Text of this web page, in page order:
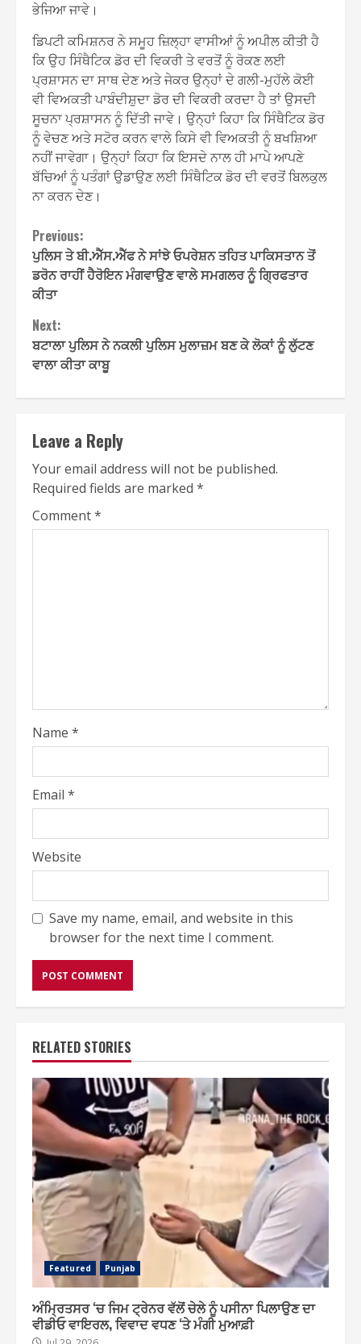
ਭੇਜਿਆ ਜਾਵੇ।
ਡਿਪਟੀ ਕਮਿਸ਼ਨਰ ਨੇ ਸਮੂਹ ਜ਼ਿਲ੍ਹਾ ਵਾਸੀਆਂ ਨੂੰ ਅਪੀਲ ਕੀਤੀ ਹੈ
ਕਿ ਉਹ ਸਿੰਥੈਟਿਕ ਡੋਰ ਦੀ ਵਿਕਰੀ ਤੇ ਵਰਤੋਂ ਨੂੰ ਰੋਕਣ ਲਈ
ਪ੍ਰਸ਼ਾਸਨ ਦਾ ਸਾਥ ਦੇਣ ਅਤੇ ਜੇਕਰ ਉਨ੍ਹਾਂ ਦੇ ਗਲੀ-ਮੁਹੱਲੇ ਕੋਈ
ਵੀ ਵਿਅਕਤੀ ਪਾਬੰਦੀਸ਼ੁਦਾ ਡੋਰ ਦੀ ਵਿਕਰੀ ਕਰਦਾ ਹੈ ਤਾਂ ਉਸਦੀ
ਸੂਚਨਾ ਪ੍ਰਸ਼ਾਸਨ ਨੂੰ ਦਿੱਤੀ ਜਾਵੇ। ਉਨ੍ਹਾਂ ਕਿਹਾ ਕਿ ਸਿੰਥੈਟਿਕ ਡੋਰ
ਨੂੰ ਵੇਚਣ ਅਤੇ ਸਟੋਰ ਕਰਨ ਵਾਲੇ ਕਿਸੇ ਵੀ ਵਿਅਕਤੀ ਨੂੰ ਬਖਸ਼ਿਆ
ਨਹੀਂ ਜਾਵੇਗਾ। ਉਨ੍ਹਾਂ ਕਿਹਾ ਕਿ ਇਸਦੇ ਨਾਲ ਹੀ ਮਾਪੇ ਆਪਣੇ
ਬੱਚਿਆਂ ਨੂੰ ਪਤੰਗਾਂ ਉਡਾਉਣ ਲਈ ਸਿੰਥੈਟਿਕ ਡੋਰ ਦੀ ਵਰਤੋਂ ਬਿਲਕੁਲ
ਨਾ ਕਰਨ ਦੇਣ।
Continue
Reading
Previous:
ਪੁਲਿਸ ਤੇ ਬੀ.ਐੱਸ.ਐੱਫ ਨੇ ਸਾਂਝੇ ਓਪਰੇਸ਼ਨ ਤਹਿਤ ਪਾਕਿਸਤਾਨ ਤੋਂ
ਡਰੋਨ ਰਾਹੀਂ ਹੈਰੋਇਨ ਮੰਗਵਾਉਣ ਵਾਲੇ ਸਮਗਲਰ ਨੂੰ ਗ੍ਰਿਫਤਾਰ
ਕੀਤਾ
Next:
ਬਟਾਲਾ ਪੁਲਿਸ ਨੇ ਨਕਲੀ ਪੁਲਿਸ ਮੁਲਾਜ਼ਮ ਬਣ ਕੇ ਲੋਕਾਂ ਨੂੰ ਲੁੱਟਣ
ਵਾਲਾ ਕੀਤਾ ਕਾਬੂ
Leave a Reply
Your email address will not be published.
Required fields are marked *
Comment*
Name *
Email *
Website
Save my name, email, and website in this
browser for the next time I comment.
RELATED STORIES
Featured Punjab
ਅੰਮ੍ਰਿਤਸਰ ‘ਚ ਜਿਮ ਟ੍ਰੇਨਰ ਵੱਲੋਂ ਚੇਲੇ ਨੂੰ ਪਸੀਨਾ ਪਿਲਾਉਣ ਦਾ
ਵੀਡੀਓ ਵਾਇਰਲ, ਵਿਵਾਦ ਵਧਣ ‘ਤੇ ਮੰਗੀ ਮੁਆਫ਼ੀ